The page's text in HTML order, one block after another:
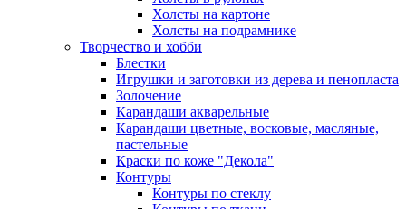
Холсты на картоне
Холсты на подрамнике
Творчество и хобби
Блестки
Игрушки и заготовки из дерева и пенопласта
Золочение
Карандаши акварельные
Карандаши цветные, восковые, масляные,
пастельные
Краски по коже "Декола"
Контуры
Контуры по стеклу